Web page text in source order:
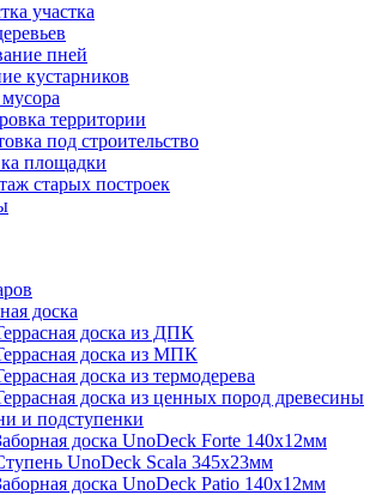
участка
пней
кустарников
территории
под строительство
площадки
старых построек
доска
доска из ДПК
доска из МПК
доска из термодерева
доска из ценных пород древесины
и подступенки
доска UnoDeck Forte 140х12мм
UnoDeck Scala 345х23мм
доска UnoDeck Patio 140х12мм